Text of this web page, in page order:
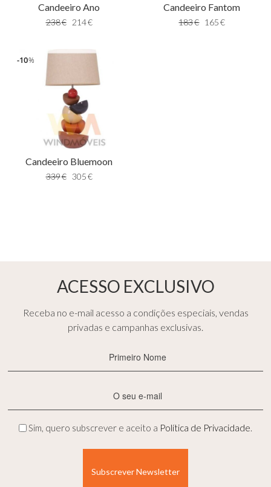
Candeeiro Ano
238€ 214€
Candeeiro Fantom
183€ 165 €
%
10
Candeeiro Bluemoon
339€ 305€
ACESSO EXCLUSIVO
Receba no e-mail acesso a condições especiais, vendas
privadas e campanhas exclusivas.
Nome
mail
Privacidade
Sim, quero subscrever e aceito a Política de Privacidade.